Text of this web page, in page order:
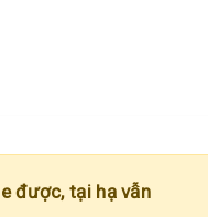
được, tại hạ vẫn